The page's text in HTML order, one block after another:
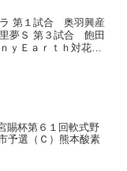
第１試合 奥羽興産
夢Ｓ 第３試合 飽田
ｙＥａｒｔｈ対花陵
賜杯第６１回軟式野
予選（Ｃ）熊本酸素